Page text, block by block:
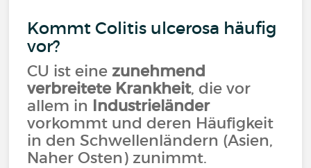
Kommt Colitis ulcerosa häufig
vor?
CU ist eine zunehmend
verbreitete Krankheit, die vor
allem in Industrieländer
vorkommt und deren Häufigkeit
in den Schwellenländern (Asien,
Naher Osten) zunimmt.